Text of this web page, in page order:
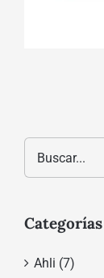
Categorías
Ahli (7)